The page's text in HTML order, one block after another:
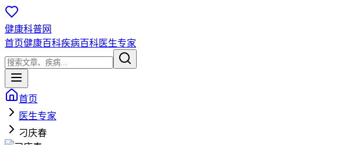
健康科普网
首页健康百科疾病百科医生专家
首页
医生专家
刁庆春